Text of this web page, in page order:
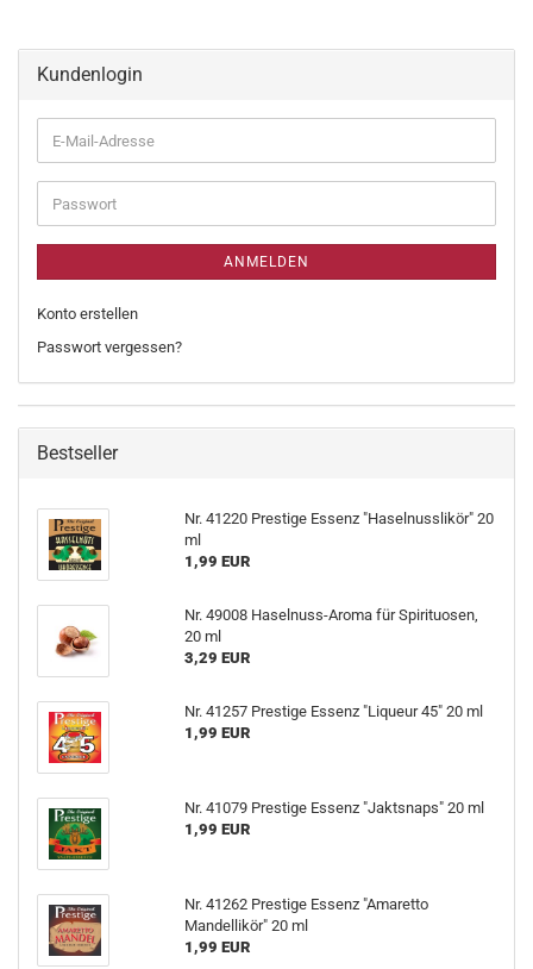
Kundenlogin
ANMELDEN
Konto erstellen
Passwort vergessen?
Bestseller
Nr. 41220 Prestige Essenz "Haselnusslikör" 20
ml
1,99 EUR
Nr. 49008 Haselnuss-Aroma für Spirituosen,
20 ml
3,29 EUR
Nr. 41257 Prestige Essenz "Liqueur 45" 20 ml
1,99 EUR
Nr. 41079 Prestige Essenz "Jaktsnaps" 20 ml
1,99 EUR
Nr. 41262 Prestige Essenz "Amaretto
Mandellikör" 20 ml
1,99 EUR